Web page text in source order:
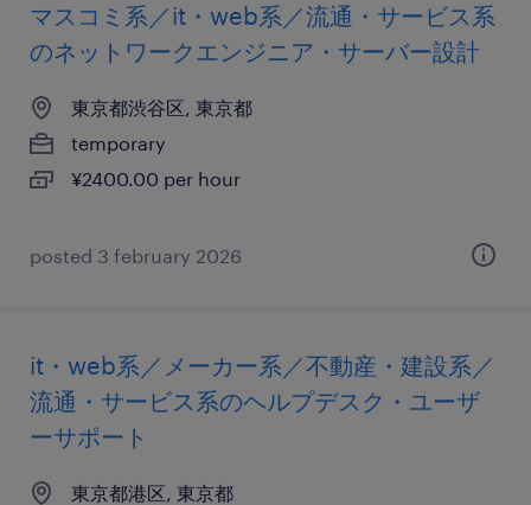
マスコミ系／it・web系／流通・サービス系
のネットワークエンジニア・サーバー設計
東京都渋谷区, 東京都
temporary
¥2400.00 per hour
posted 3 february 2026
it・web系／メーカー系／不動産・建設系／
流通・サービス系のヘルプデスク・ユーザ
ーサポート
東京都港区, 東京都